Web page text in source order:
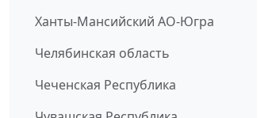
Ханты-Мансийский АО-Югра
Челябинская область
Чеченская Республика